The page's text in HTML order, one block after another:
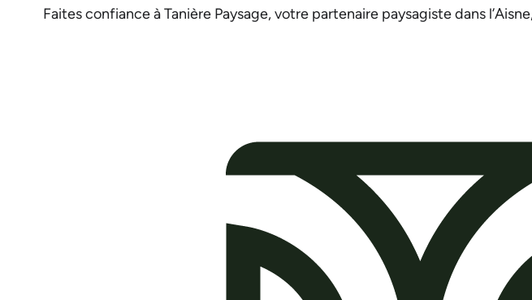
Faites confiance à Tanière Paysage, votre partenaire paysagiste dans